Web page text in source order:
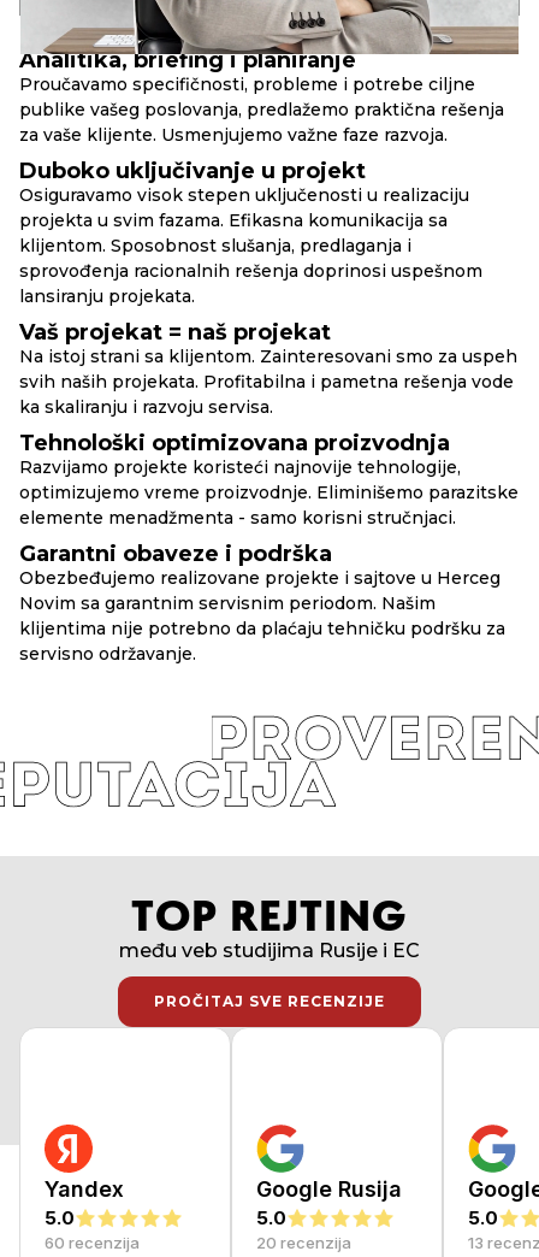
PRINCIPIRBAND
Analitika, briefing i planiranje
Proučavamo specifičnosti, probleme i potrebe ciljne
publike vašeg poslovanja, predlažemo praktična rešenja
za vaše klijente. Usmenjujemo važne faze razvoja.
Duboko uključivanje u projekt
Osiguravamo visok stepen uključenosti u realizaciju
projekta u svim fazama. Efikasna komunikacija sa
klijentom. Sposobnost slušanja, predlaganja i
sprovođenja racionalnih rešenja doprinosi uspešnom
lansiranju projekata.
Vaš projekat = naš projekat
Na istoj strani sa klijentom. Zainteresovani smo za uspeh
svih naših projekata. Profitabilna i pametna rešenja vode
ka skaliranju i razvoju servisa.
Tehnološki optimizovana proizvodnja
Razvijamo projekte koristeći najnovije tehnologije,
optimizujemo vreme proizvodnje. Eliminišemo parazitske
elemente menadžmenta - samo korisni stručnjaci.
Garantni obaveze i podrška
Obezbeđujemo realizovane projekte i sajtove u Herceg
Novim sa garantnim servisnim periodom. Našim
klijentima nije potrebno da plaćaju tehničku podršku za
servisno održavanje.
TOP REJTING
među veb studijima Rusije i EC
PROČITAJ SVE RECENZIJE
PROČITAJ SVE RECENZIJE
Yandex
5.0
60 recenzija
Google Rusija
5.0
20 recenzija
5.0
13